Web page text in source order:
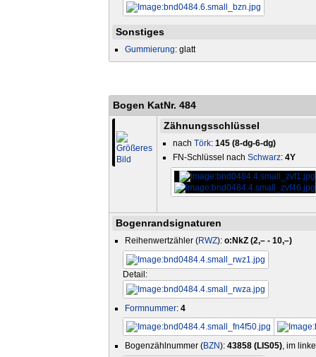
Sonstiges
Gummierung: glatt
Bogen KatNr. 484
Zähnungsschlüssel
nach Törk: 145 (8-dg-6-dg)
FN-Schlüssel nach Schwarz: 4Y
Bogenrandsignaturen
Reihenwertzähler (RWZ): o:NkZ (2,– - 10,–)
Detail:
Formnummer: 4
Bogenzählnummer (BZN): 43858 (LIS05), im